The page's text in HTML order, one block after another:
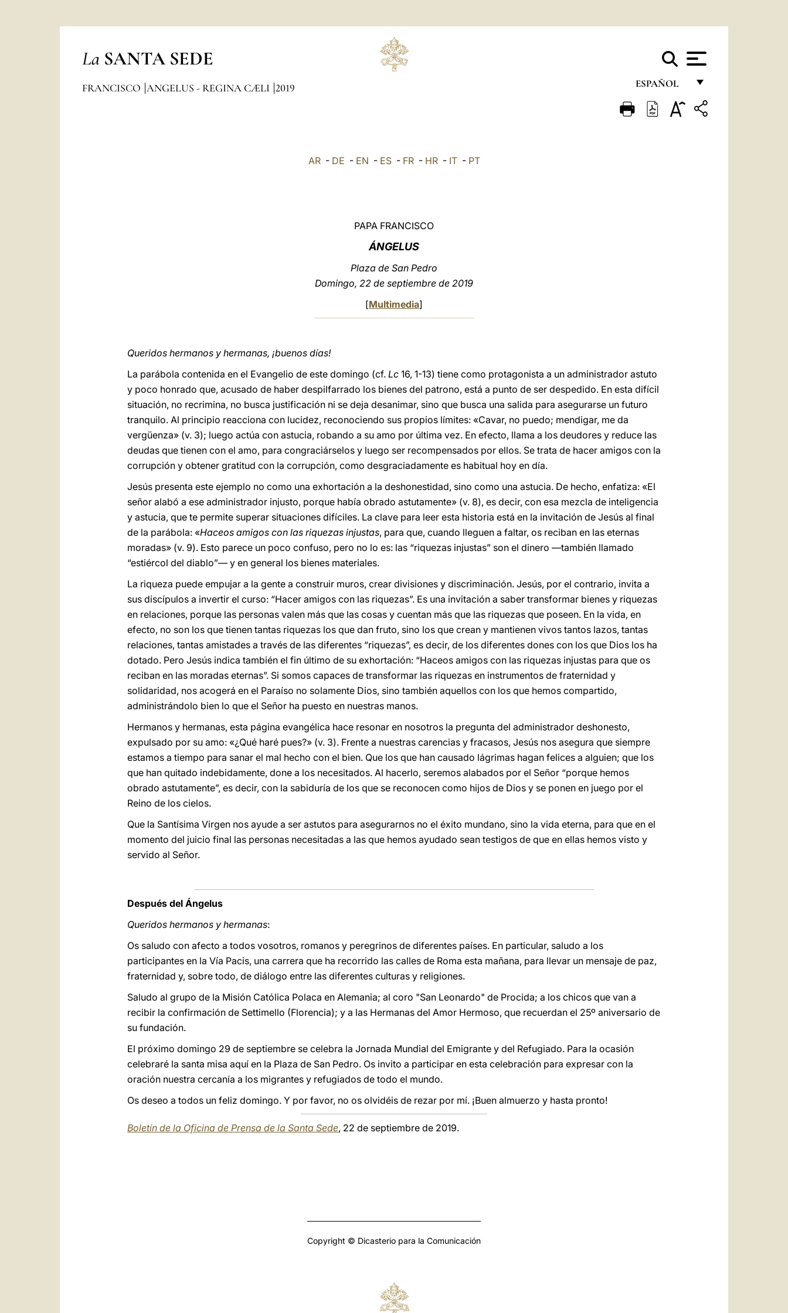
La SANTA SEDE
ESPAÑOL
FRANÇAIS
FRANCISCO ANGELUS - REGINA CÆLI 2019
AR- DE - EN - ES- FR- HR- IT- PT
PAPA FRANCISCO
ÁNGELUS
Plaza de San Pedro
Domingo, 22 de septiembre de 2019
[Multimedia]
Queridos hermanos y hermanas, ¡buenos días!
La parábola contenida en el Evangelio de este domingo (cf. Lc 16, 1-13) tiene como protagonista a un administrador astuto
y poco honrado que, acusado de haber despilfarrado los bienes del patrono, está a punto de ser despedido. En esta difícil
situación, no recrimina, no busca justificación ni se deja desanimar, sino que busca una salida para asegurarse un futuro
tranquilo. Al principio reacciona con lucidez, reconociendo sus propios límites: «Cavar, no puedo; mendigar, me da
vergüenza» (v. 3); luego actúa con astucia, robando a su amo por última vez. En efecto, llama a los deudores y reduce las
deudas que tienen con el amo, para congraciárselos y luego ser recompensados por ellos. Se trata de hacer amigos con la
corrupción y obtener gratitud con la corrupción, como desgraciadamente es habitual hoy en día.
Jesús presenta este ejemplo no como una exhortación a la deshonestidad, sino como una astucia. De hecho, enfatiza: «El
señor alabó a ese administrador injusto, porque había obrado astutamente» (v. 8), es decir, con esa mezcla de inteligencia
y astucia, que te permite superar situaciones difíciles. La clave para leer esta historia está en la invitación de Jesús al final
de la parábola: «Haceos amigos con las riquezas injustas, para que, cuando lleguen a faltar, os reciban en las eternas
moradas» (v. 9). Esto parece un poco confuso, pero no lo es: las “riquezas injustas” son el dinero ―también llamado
“estiércol del diablo”― y en general los bienes materiales.
La riqueza puede empujar a la gente a construir muros, crear divisiones y discriminación. Jesús, por el contrario, invita a
sus discípulos a invertir el curso: “Hacer amigos con las riquezas”. Es una invitación a saber transformar bienes y riquezas
en relaciones, porque las personas valen más que las cosas y cuentan más que las riquezas que poseen. En la vida, en
efecto, no son los que tienen tantas riquezas los que dan fruto, sino los que crean y mantienen vivos tantos lazos, tantas
relaciones, tantas amistades a través de las diferentes “riquezas”, es decir, de los diferentes dones con los que Dios los ha
dotado. Pero Jesús indica también el fin último de su exhortación: “Haceos amigos con las riquezas injustas para que os
reciban en las moradas eternas”. Si somos capaces de transformar las riquezas en instrumentos de fraternidad y
solidaridad, nos acogerá en el Paraíso no solamente Dios, sino también aquellos con los que hemos compartido,
administrándolo bien lo que el Señor ha puesto en nuestras manos.
Hermanos y hermanas, esta página evangélica hace resonar en nosotros la pregunta del administrador deshonesto,
expulsado por su amo: «¿Qué haré pues?» (v. 3). Frente a nuestras carencias y fracasos, Jesús nos asegura que siempre
estamos a tiempo para sanar el mal hecho con el bien. Que los que han causado lágrimas hagan felices a alguien; que los
que han quitado indebidamente, done a los necesitados. Al hacerlo, seremos alabados por el Señor “porque hemos
obrado astutamente”, es decir, con la sabiduría de los que se reconocen como hijos de Dios y se ponen en juego por el
Reino de los cielos.
Que la Santísima Virgen nos ayude a ser astutos para asegurarnos no el éxito mundano, sino la vida eterna, para que en el
momento del juicio final las personas necesitadas a las que hemos ayudado sean testigos de que en ellas hemos visto y
servido al Señor.
Después del Ángelus
Queridos hermanos y hermanas:
Os saludo con afecto a todos vosotros, romanos y peregrinos de diferentes países. En particular, saludo a los
participantes en la Vía Pacis, una carrera que ha recorrido las calles de Roma esta mañana, para llevar un mensaje de paz,
fraternidad y, sobre todo, de diálogo entre las diferentes culturas y religiones.
Saludo al grupo de la Misión Católica Polaca en Alemania; al coro "San Leonardo" de Procida; a los chicos que van a
recibir la confirmación de Settimello (Florencia); y a las Hermanas del Amor Hermoso, que recuerdan el 25º aniversario de
su fundación.
El próximo domingo 29 de septiembre se celebra la Jornada Mundial del Emigrante y del Refugiado. Para la ocasión
celebraré la santa misa aquí en la Plaza de San Pedro. Os invito a participar en esta celebración para expresar con la
oración nuestra cercanía a los migrantes y refugiados de todo el mundo.
Os deseo a todos un feliz domingo. Y por favor, no os olvidéis de rezar por mí. ¡Buen almuerzo y hasta pronto!
Boletín de la Oficina de Prensa de la Santa Sede, 22 de septiembre de 2019.
Copyright © Dicasterio para la Comunicación